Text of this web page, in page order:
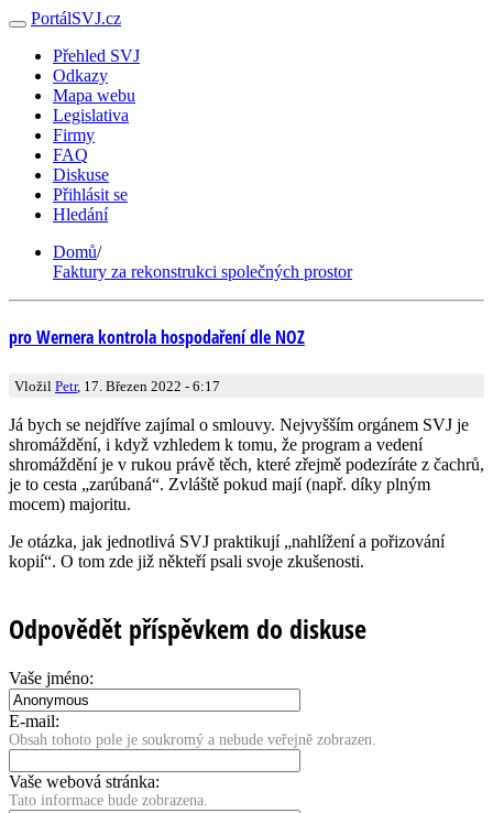
PortálSVJ.cz
Přehled SVJ
Odkazy
Mapa webu
Legislativa
Firmy
FAQ
Diskuse
Přihlásit se
Hledání
Domů/
Faktury za rekonstrukci společných prostor
pro Wernera kontrola hospodaření dle NOZ
Vložil Petr, 17. Březen 2022 - 6:17
Já bych se nejdříve zajímal o smlouvy. Nejvyšším orgánem SVJ je
shromáždění, i když vzhledem k tomu, že program a vedení
shromáždění je v rukou právě těch, které zřejmě podezíráte z čachrů,
je to cesta „zarúbaná“. Zvláště pokud mají (např. díky plným
mocem) majoritu.
Je otázka, jak jednotlivá SVJ praktikují „nahlížení a pořizování
kopií“. O tom zde již někteří psali svoje zkušenosti.
Odpovědět příspěvkem do diskuse
Vaše jméno:
E-mail:
Obsah tohoto pole je soukromý a nebude veřejně zobrazen.
Vaše webová stránka:
Tato informace bude zobrazena.